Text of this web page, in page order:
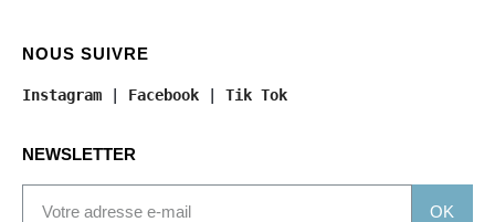
NOUS SUIVRE
Instagram Facebook Tik Tok
NEWSLETTER
OK